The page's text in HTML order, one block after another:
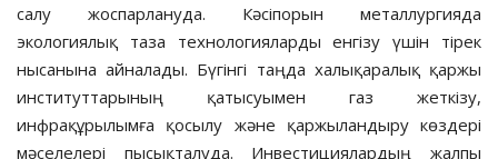
салу жоспарлануда. Кәсіпорын металлургияда
экологиялық таза технологияларды енгізу үшін тірек
нысанына айналады. Бүгінгі таңда халықаралық қаржы
институттарының қатысуымен газ жеткізу,
инфрақұрылымға қосылу және қаржыландыру көздері
мәселелері пысықталуда. Инвестициялардың жалпы